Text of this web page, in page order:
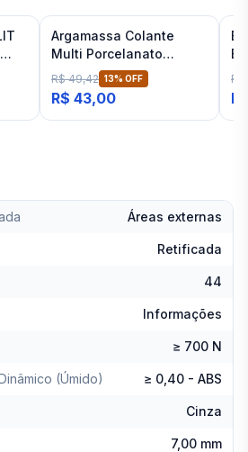
Argamassa Colante
Multi Porcelanato
Interna Cinza Ceramfix
20 Kg
R$ 49,42 13% OFF
R$ 43,00
Fit
Áreas externas
Retificada
44
Informações
≥ 700 N
(Úmido) ≥ 0,40 - ABS
Cinza
7,00 mm